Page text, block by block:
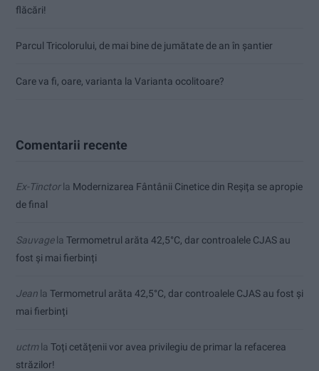
flăcări!
Parcul Tricolorului, de mai bine de jumătate de an în șantier
Care va fi, oare, varianta la Varianta ocolitoare?
Comentarii recente
Ex-Tinctorla Modernizarea Fântânii Cinetice din Reșița se apropie
de final
Sauvagela Termometrul arăta 42,5°C, dar controalele CJAS au
fost și mai fierbinți
Jean la Termometrul arăta 42,5°C, dar controalele CJAS au fost și
mai fierbinți
uctmla Toți cetățenii vor avea privilegiu de primar la refacerea
străzilor!